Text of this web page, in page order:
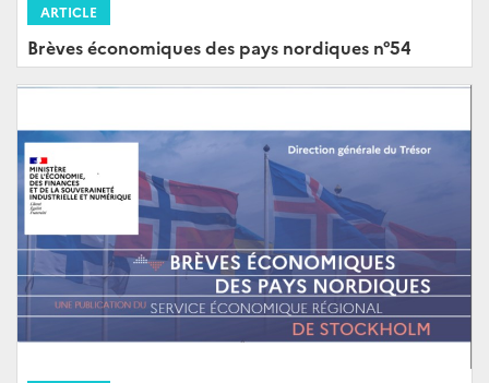
ARTICLE
Brèves économiques des pays nordiques n°54